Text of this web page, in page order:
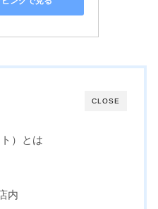
CLOSE
）とは
内